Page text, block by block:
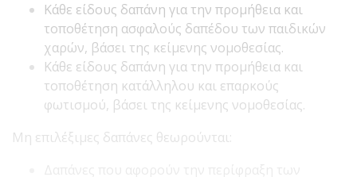
Κάθε είδους δαπάνη για την προμήθεια και
τοποθέτηση ασφαλούς δαπέδου των παιδικών
χαρών, βάσει της κείμενης νομοθεσίας.
Κάθε είδους δαπάνη για την προμήθεια και
τοποθέτηση κατάλληλου και επαρκούς
φωτισμού, βάσει της κείμενης νομοθεσίας.
Μη επιλέξιμες δαπάνες θεωρούνται: